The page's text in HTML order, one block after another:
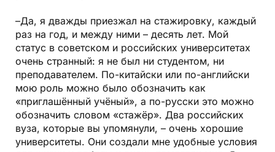
–Да, я дважды приезжал на стажировку, каждый
раз на год, и между ними – десять лет. Мой
статус в советском и российских университетах
очень странный: я не был ни студентом, ни
преподавателем. По-китайски или по-английски
мою роль можно было обозначить как
«приглашённый учёный», а по-русски это можно
обозначить словом «стажёр». Два российских
вуза, которые вы упомянули, – очень хорошие
университеты. Они создали мне удобные условия